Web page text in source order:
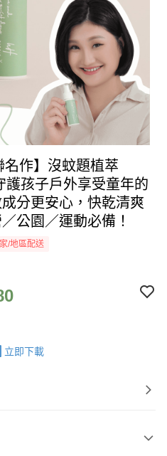
名作】沒蚊題植萃
護孩子戶外享受童年的
分更安心，快乾清爽
公園／運動必備！
/地區配送
立即下載